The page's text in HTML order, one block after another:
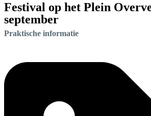
Festival op het Plein
september
Praktische informatie